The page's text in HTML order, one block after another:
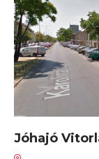
Jóhajó